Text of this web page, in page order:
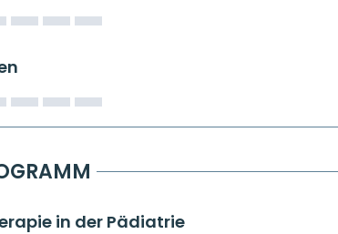
in der Pädiatrie